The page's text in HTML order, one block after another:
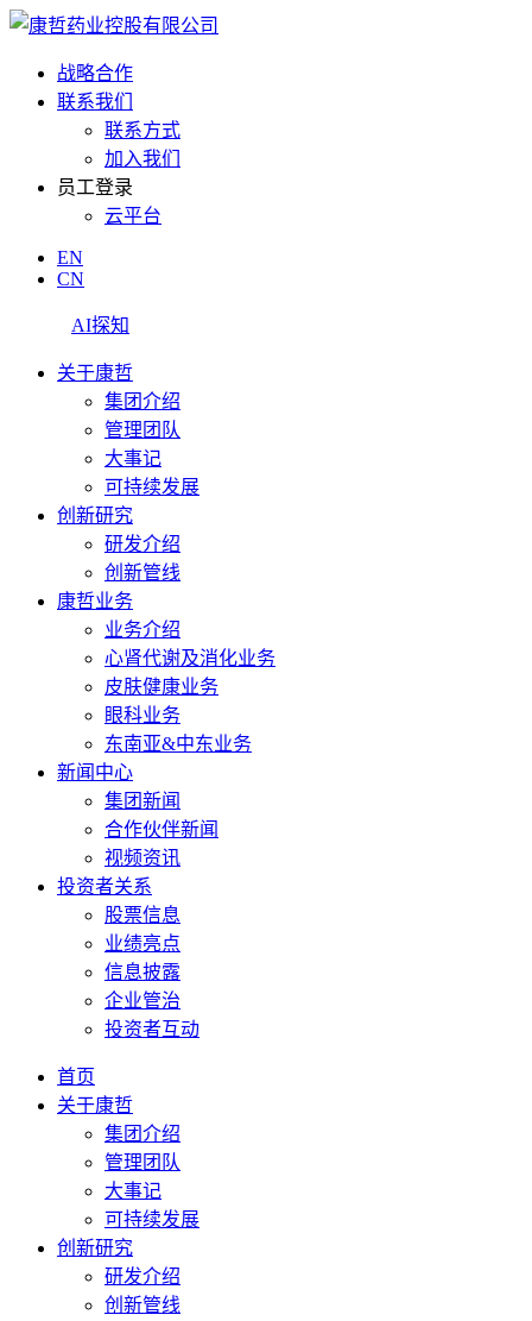
战略合作
联系我们
联系方式
加入我们
员工登录
云平台
EN
CN
AI探知
关于康哲
集团介绍
管理团队
大事记
可持续发展
创新研究
研发介绍
创新管线
康哲业务
业务介绍
心肾代谢及消化业务
皮肤健康业务
眼科业务
东南亚&中东业务
新闻中心
集团新闻
合作伙伴新闻
视频资讯
投资者关系
股票信息
业绩亮点
信息披露
企业管治
投资者互动
首页
关于康哲
集团介绍
管理团队
大事记
可持续发展
创新研究
研发介绍
创新管线